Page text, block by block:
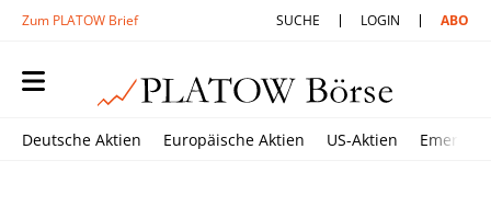
Zum PLATOW Brief SUCHE LOGIN ABO
Deutsche Aktien Europäische Aktien US-Aktien